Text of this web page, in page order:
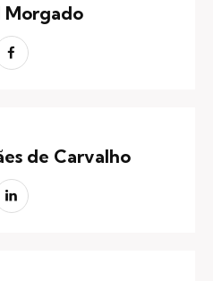
Morgado
de Carvalho